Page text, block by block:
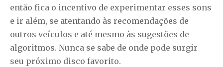
então fica o incentivo de experimentar esses sons
e ir além, se atentando às recomendações de
outros veículos e até mesmo às sugestões de
algoritmos. Nunca se sabe de onde pode surgir
seu próximo disco favorito.